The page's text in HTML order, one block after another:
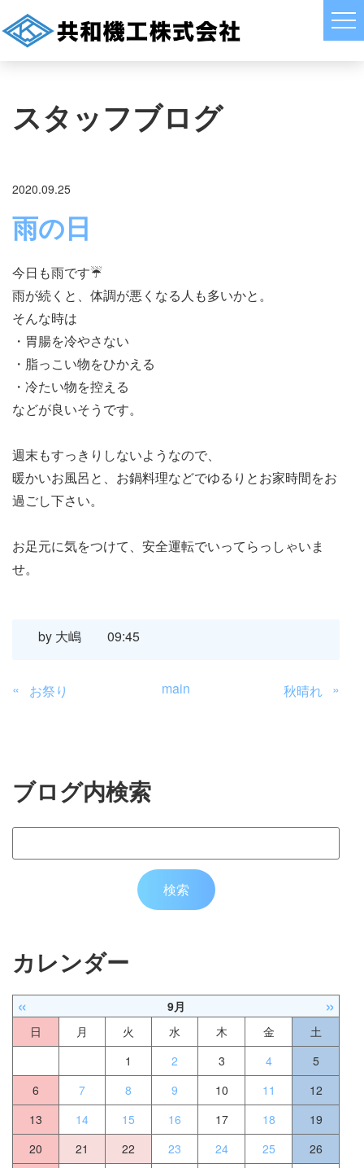
スタッフブログ
2020.09.25
雨の日
今日も雨です☔️
雨が続くと、体調が悪くなる人も多いかと。
そんな時は
・胃腸を冷やさない
・脂っこい物をひかえる
・冷たい物を控える
などが良いそうです。
週末もすっきりしないようなので、
暖かいお風呂と、お鍋料理などでゆるりとお家時間をお
過ごし下さい。
お足元に気をつけて、安全運転でいってらっしゃいま
せ。
by 大嶋 09:45
« お祭り main 秋晴れ »
ブログ内検索
カレンダー
« 9月 »
日 月 火 水 木 金
土
1
2 3 4
5
6
7 8 9 10 11
12
13
14 15 16 17 18
19
20
21 22 23 24 25
26